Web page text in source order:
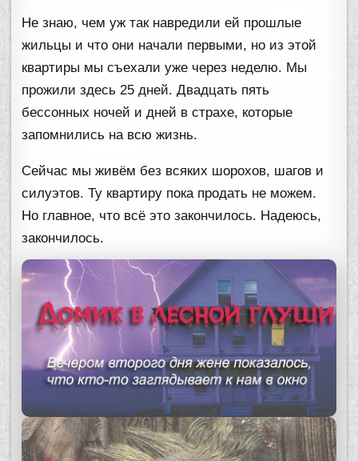
Не знаю, чем уж так навредили ей прошлые
жильцы и что они начали первыми, но из этой
квартиры мы съехали уже через неделю. Мы
прожили здесь 25 дней. Двадцать пять
бессонных ночей и дней в страхе, которые
запомнились на всю жизнь.
Сейчас мы живём без всяких шорохов, шагов и
силуэтов. Ту квартиру пока продать не можем.
Но главное, что всё это закончилось. Надеюсь,
закончилось.